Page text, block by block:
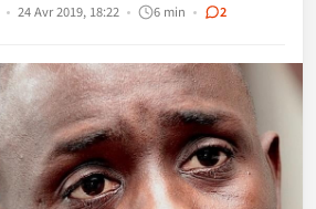
24 Avr 2019, 18:22 6 min 2